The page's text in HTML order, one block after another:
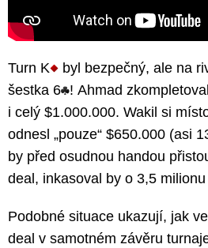
Turn K
byl bezpečný, ale na
šestka 6 ! Ahmad
i celý $1.000.000. Wakil si
odnesl „pouze“ $650.000 (asi
by před osudnou handou
deal, inkasoval by o 3,5
Podobné situace ukazují, jak
deal v samotném závěru